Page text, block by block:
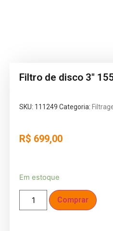
Filtro de disco 3"
SKU: 111249 Categoria:
R$ 699,00
Em estoque
Comprar